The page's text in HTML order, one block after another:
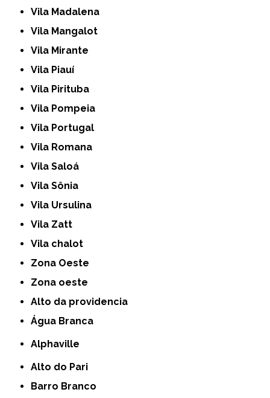
Vila Madalena
Vila Mangalot
Vila Mirante
Vila Piauí
Vila Pirituba
Vila Pompeia
Vila Portugal
Vila Romana
Vila Saloá
Vila Sônia
Vila Ursulina
Vila Zatt
Vila chalot
Zona Oeste
Zona oeste
alto da providencia
Água Branca
Alphaville
Alto do Pari
Barro Branco